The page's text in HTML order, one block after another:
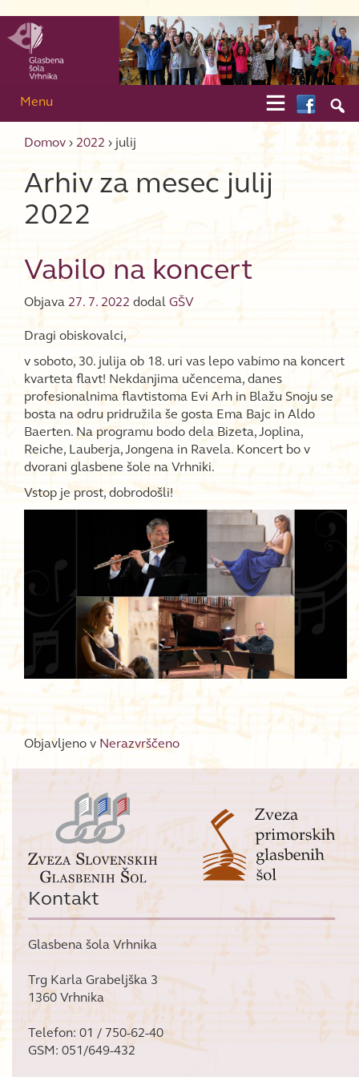

Menu 
Domov › 2022 › julij
Arhiv za mesec julij
2022
Vabilo na koncert
Objava 27. 7. 2022 dodal GŠV
Dragi obiskovalci,
v soboto, 30. julija ob 18. uri vas lepo vabimo na koncert
kvarteta flavt! Nekdanjima učencema, danes
profesionalnima flavtistoma Evi Arh in Blažu Snoju se
bosta na odru pridružila še gosta Ema Bajc in Aldo
Baerten. Na programu bodo dela Bizeta, Joplina,
Reiche, Lauberja, Jongena in Ravela. Koncert bo v
dvorani glasbene šole na Vrhniki.
Vstop je prost, dobrodošli!
Objavljeno v Nerazvrščeno
Kontakt
Glasbena šola Vrhnika
Trg Karla Grabeljška 3
1360 Vrhnika
Telefon: 01 / 750-62-40
GSM: 051/649-432